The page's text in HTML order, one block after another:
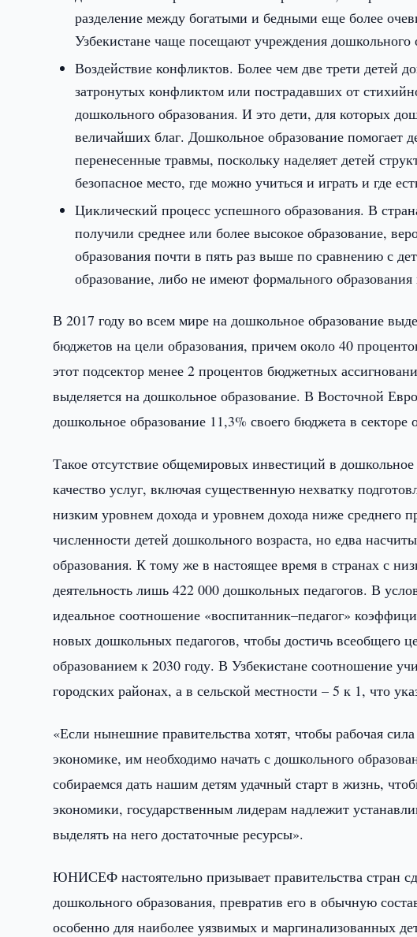
разделение между богатыми и бедными еще более
Узбекистане чаще посещают учреждения
Воздействие конфликтов. Более чем две трети детей
затронутых конфликтом или пострадавших от
дошкольного образования. И это дети, для которых
величайших благ. Дошкольное образование помогает
перенесенные травмы, поскольку наделяет детей
безопасное место, где можно учиться и играть и где
Циклический процесс успешного образования. В
получили среднее или более высокое образование,
образования почти в пять раз выше по сравнению с
образование, либо не имеют формального
В 2017 году во всем мире на дошкольное образование
бюджетов на цели образования, причем около 40
этот подсектор менее 2 процентов бюджетных
выделяется на дошкольное образование. В Восточной
дошкольное образование 11,3% своего бюджета в секторе
Такое отсутствие общемировых инвестиций в дошкольное
качество услуг, включая существенную нехватку
низким уровнем дохода и уровнем дохода ниже среднего
численности детей дошкольного возраста, но едва
образования. К тому же в настоящее время в странах с
деятельность лишь 422 000 дошкольных педагогов. В
идеальное соотношение «воспитанник–педагог»
новых дошкольных педагогов, чтобы достичь всеобщего
образованием к 2030 году. В Узбекистане соотношение
городских районах, а в сельской местности – 5 к 1, что
«Если нынешние правительства хотят, чтобы рабочая
экономике, им необходимо начать с дошкольного
собираемся дать нашим детям удачный старт в жизнь,
экономики, государственным лидерам надлежит
выделять на него достаточные ресурсы».
ЮНИСЕФ настоятельно призывает правительства стран
дошкольного образования, превратив его в обычную
особенно для наиболее уязвимых и маргинализованных